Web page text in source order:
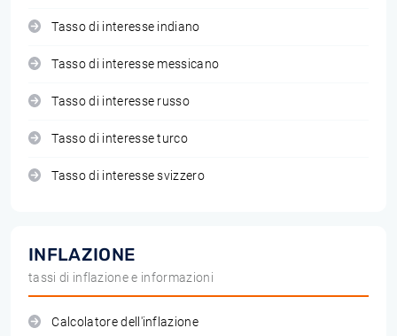
Tasso di interesse indiano
Tasso di interesse messicano
Tasso di interesse russo
Tasso di interesse turco
Tasso di interesse svizzero
INFLAZIONE
tassi di inflazione e informazioni
Calcolatore dell'inflazione